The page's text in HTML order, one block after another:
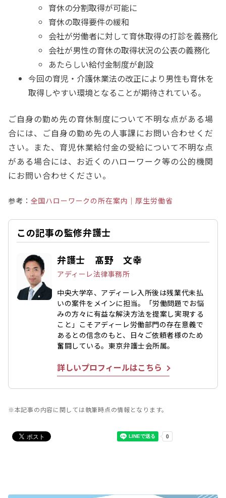
育休の分割取得が可能に
育休の取得要件の緩和
会社が労働者に対して育休取得の打診を義務化
会社が男性の育休の取得状況の公表の義務化
あたらしい給付金制度が創設
今回の育児・介護休業法の改正により男性も育休を
取得しやすい環境となることが期待されている。
ご自身の勤め先の育休制度について不明な点がある場
合には、ご自身の勤め先の人事課にお問い合わせくだ
さい。また、育児休業給付金の受給について不明な点
がある場合には、お近くのハローワーク等の公的機関
にお問い合わせください。
参考： 全国ハローワークの所在案内｜厚生労働省
この記事の監修弁護士
弁護士 髙野 文幸
アディーレ法律事務所
中央大学卒、アディーレ入所後は残業代未払
いの案件をメインに担当。「労働問題でお悩
みの方々に有益な解決方法を提案し実現する
こと」こそアディーレ労働部門の存在意義で
あるとの信念のもと、日々ご依頼者様のため
奮闘している。東京弁護士会所属。
詳しいプロフィールはこちら
※本記事の内容に関しては執筆時点の情報となります。